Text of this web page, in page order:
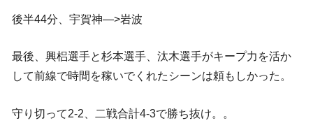
後半44分、宇賀神—>岩波
最後、興梠選手と杉本選手、汰木選手がキープ力を活か
して前線で時間を稼いでくれたシーンは頼もしかった。
守り切って2-2、二戦合計4-3で勝ち抜け。。